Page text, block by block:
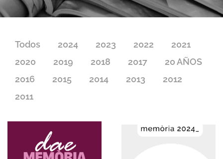
Todos 2024 2023 2022
2021
2020
2019 2018 2017
20 AÑOS
2016
2015 2014 2013
2012
2011
Memorias
Español
2024